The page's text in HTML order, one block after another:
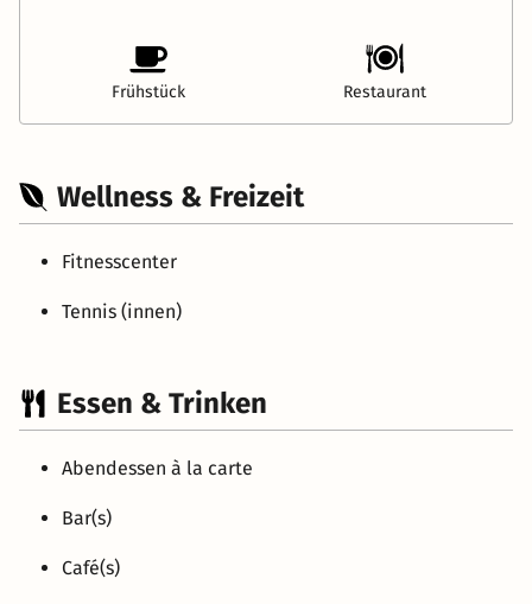
Frühstück Restaurant
Wellness & Freizeit
Fitnesscenter
Tennis (innen)
Essen & Trinken
Abendessen à la carte
Bar(s)
Café(s)